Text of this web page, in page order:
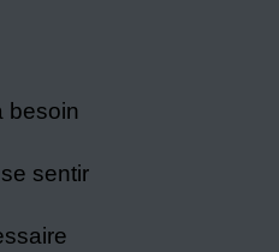
besoin
sentir